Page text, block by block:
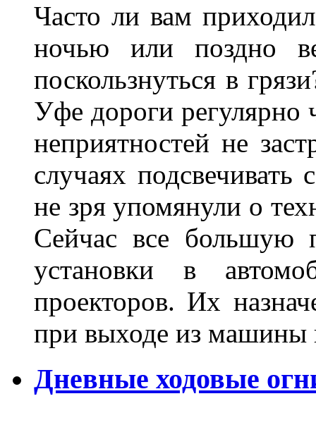
Часто ли вам
ночью или поздно
поскользнуться в
Уфе дороги регулярно
неприятностей не
случаях
не зря упомянули о
Сейчас все большую
установки в
проекторов. Их
при выходе из
Дневные ходовые